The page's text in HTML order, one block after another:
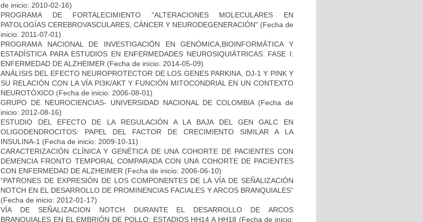
de inicio: 2010-02-16)
PROGRAMA DE FORTALECIMIENTO "ALTERACIONES MOLECULARES EN
PATOLOGÍAS CEREBROVASCULARES, CÁNCER Y NEURODEGENERACIÓN" (Fecha de
inicio: 2011-07-01)
PROGRAMA NACIONAL DE INVESTIGACIÓN EN GENÓMICA,BIOINFORMÁTICA Y
ESTADÍSTICA PARA ESTUDIOS EN ENFERMEDADES NEUROSIQUIÁTRICAS. FASE I:
ENFERMEDAD DE ALZHEIMER (Fecha de inicio: 2014-05-09)
ANÁLISIS DEL EFECTO NEUROPROTECTOR DE LOS GENES PARKINA, DJ-1 Y PINK Y
SU RELACIÓN CON LA VÍA PI3K/AKT Y FUNCIÓN MITOCONDRIAL EN UN CONTEXTO
NEUROTÓXICO (Fecha de inicio: 2006-08-01)
GRUPO DE NEUROCIENCIAS- UNIVERSIDAD NACIONAL DE COLOMBIA(Fecha de
inicio: 2012-08-16)
ESTUDIO DEL EFECTO DE LA REGULACIÓN A LA BAJA DEL GEN GALC EN
OLIGODENDROCITOS: PAPEL DEL FACTOR DE CRECIMIENTO SIMILAR A LA
INSULINA-1 (Fecha de inicio: 2009-10-11)
CARACTERIZACIÓN CLÍNICA Y GENÉTICA DE UNA COHORTE DE PACIENTES CON
DEMENCIA FRONTO TEMPORAL COMPARADA CON UNA COHORTE DE PACIENTES
CON ENFERMEDAD DE ALZHEIMER (Fecha de inicio: 2006-06-10)
“PATRONES DE EXPRESIÓN DE LOS COMPONENTES DE LA VÍA DE SEÑALIZACIÓN
NOTCH EN EL DESARROLLO DE PROMINENCIAS FACIALES Y ARCOS BRANQUIALES”
(Fecha de inicio: 2012-01-17)
VÍA DE SEÑALIZACION NOTCH DURANTE EL DESARROLLO DE ARCOS
BRANQUIALES EN EL EMBRIÓN DE POLLO: ESTADIOS HH14 A HH18 (Fecha de inicio: